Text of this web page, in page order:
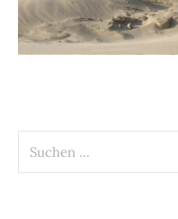
nach: